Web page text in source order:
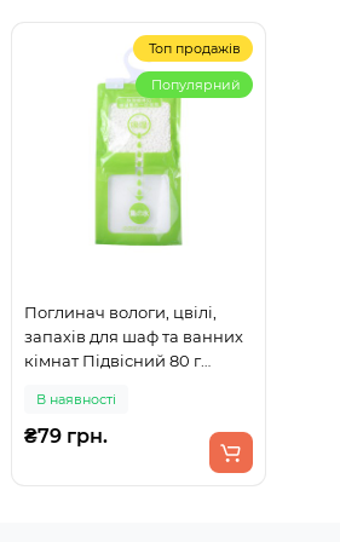
Топ продажів
Популярний
Поглинач вологи, цвілі,
запахів для шаф та ванних
кімнат Підвісний 80 г
В наявності
₴79 грн.